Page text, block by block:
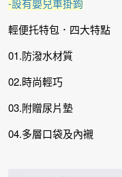
輕便托特包．四大特點
01.防潑水材質
02.時尚輕巧
03.附贈尿片墊
04.多層口袋及內襯